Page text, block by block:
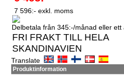
7 596:- exkl. moms
Delbetala från 345:-/månad eller ett
FRI FRAKT TILL HELA
SKANDINAVIEN
Translate
Produktinformation